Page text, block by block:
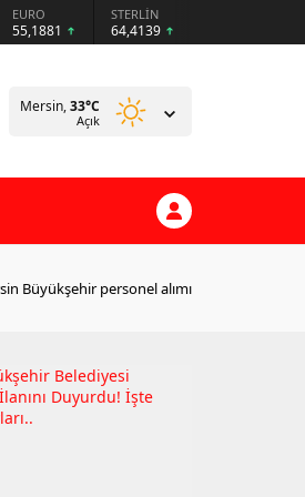
EURO
55,1881
STERLİN
64,4139
Mersin,33°C
Açık
Büyükşehir personel alımı